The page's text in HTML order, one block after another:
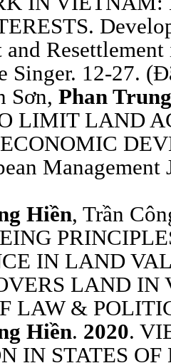
and
Singer. 12-27.
Sơn, Phan
LIMIT LAND
Hiền, Trần
IN LAND
LAND
LAW &
Hiền. 2020.
IN STATES